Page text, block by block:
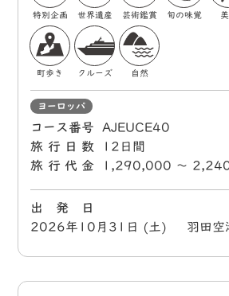
特別企画 世界遺産 芸術鑑賞 旬の味覚
町歩き クルーズ 自然
ヨーロッパ
コース番号
AJEUCE40
旅行日数
12日間
旅行代金
1,290,000 〜
出 発 日
2026年10月31日 (土) 羽田空